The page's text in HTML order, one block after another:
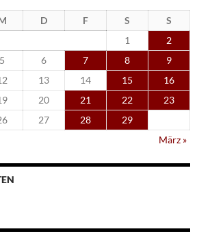
D F S
S
1
2
5 6 7 8
9
13 14 15
16
20 21 22
23
27 28
29
März »